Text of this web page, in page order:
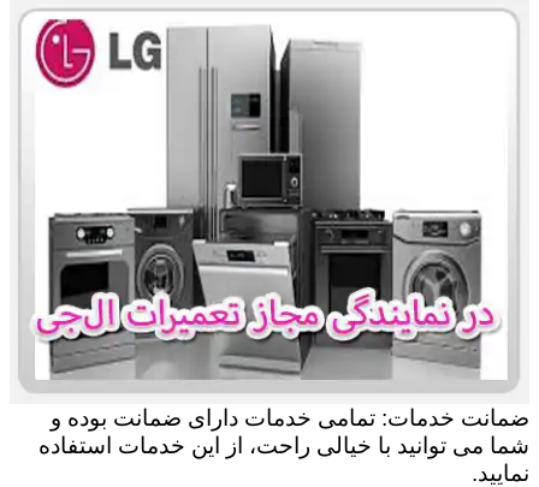
ضمانت خدمات: تمامی خدمات دارای ضمانت بوده و
شما می توانید با خیالی راحت، از این خدمات استفاده
نمایید.